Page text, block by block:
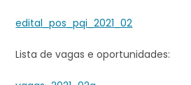
edital_pos_pqi_2021_02
Lista de vagas e oportunidades: